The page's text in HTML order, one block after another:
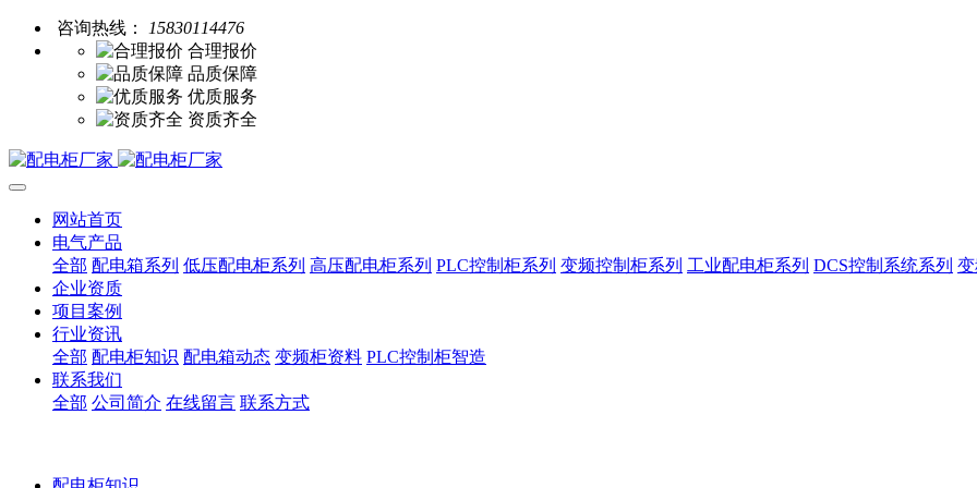
咨询热线：
15830114476
合理报价
品质保障
优质服务
资质齐全
网站首页
电气产品
全部 配电箱系列 低压配电柜系列 高压配电柜系列 PLC控制柜系列 变频控制柜系列 工业配电柜系列 DCS控制系统系列
企业资质
项目案例
行业资讯
全部 配电柜知识 配电箱动态 变频柜资料 PLC控制柜智造
联系我们
全部 公司简介 在线留言 联系方式